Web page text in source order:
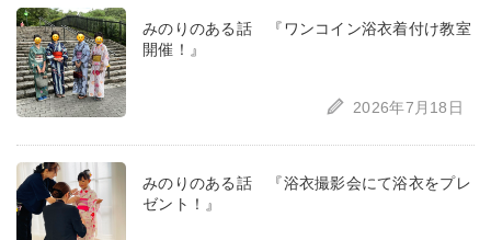
みのりのある話 『ワンコイン浴衣着付け教室
開催！』
2026年7月18日
みのりのある話 『浴衣撮影会にて浴衣をプレ
ゼント！』